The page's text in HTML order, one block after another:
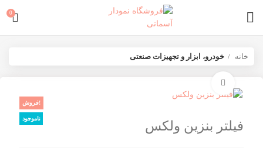
0
خانه خودرو، ابزار و تجهیزات صنعتی
فروش!
ناموجود
فیلتر بنزین ولکس